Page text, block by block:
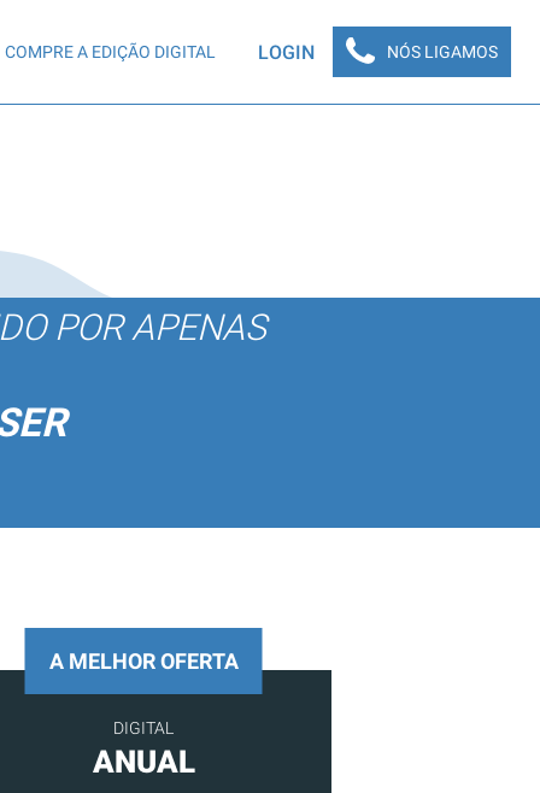
COMPRE A EDIÇÃO DIGITAL LOGIN NÓS LIGAMOS
POR APENAS
A MELHOR OFERTA
DIGITAL
ANUAL